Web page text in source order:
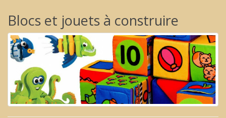
Blocs et jouets à construire